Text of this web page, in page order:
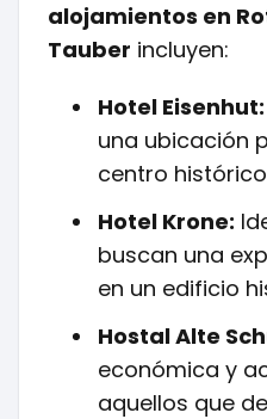
alojamientos en
Tauber incluyen:
Hotel Eisenhut:
una ubicación
centro
Hotel Krone:
buscan una
en un edificio
Hostal Alte
económica y
aquellos que